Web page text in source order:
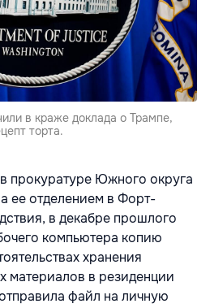
в краже доклада о Трампе,
торта.
прокуратуре Южного округа
ее отделением в Форт-
в декабре прошлого
компьютера копию
хранения
материалов в резиденции
файл на личную